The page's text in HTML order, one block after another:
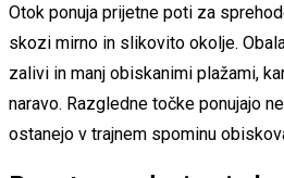
Otok ponuja prijetne poti za
skozi mirno in slikovito okolje.
zalivi in manj obiskanimi plažami,
naravo. Razgledne točke ponujajo
ostanejo v trajnem spominu